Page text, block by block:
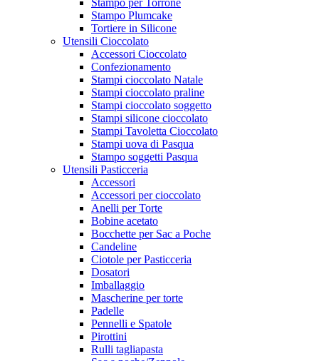
Stampo per Torrone
Stampo Plumcake
Tortiere in Silicone
Utensili Cioccolato
Accessori Cioccolato
Confezionamento
Stampi cioccolato Natale
Stampi cioccolato praline
Stampi cioccolato soggetto
Stampi silicone cioccolato
Stampi Tavoletta Cioccolato
Stampi uova di Pasqua
Stampo soggetti Pasqua
Utensili Pasticceria
Accessori
Accessori per cioccolato
Anelli per Torte
Bobine acetato
Bocchette per Sac a Poche
Candeline
Ciotole per Pasticceria
Dosatori
Imballaggio
Mascherine per torte
Padelle
Pennelli e Spatole
Pirottini
Rulli tagliapasta